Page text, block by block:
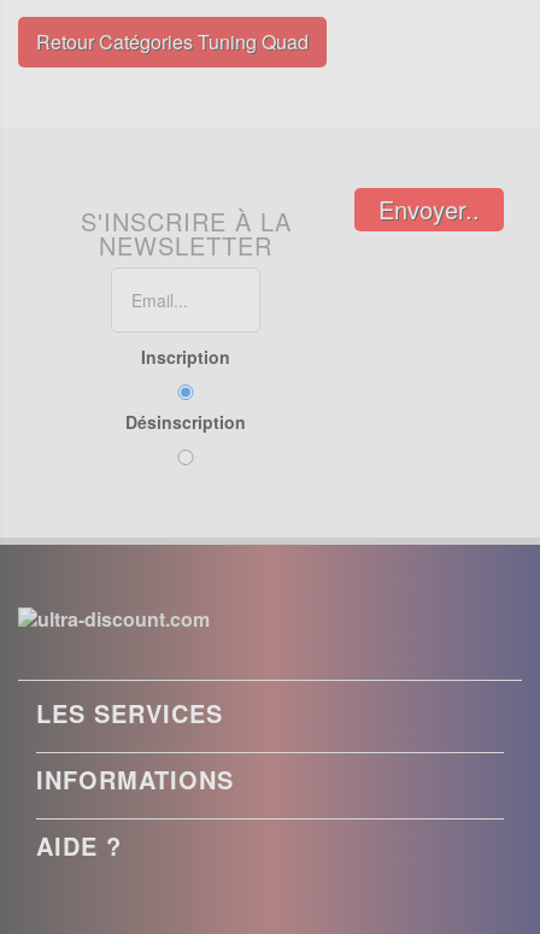
Retour Catégories Tuning Quad
S'INSCRIRE À LA
NEWSLETTER
Inscription
Désinscription
Envoyer..
LES SERVICES
INFORMATIONS
AIDE ?